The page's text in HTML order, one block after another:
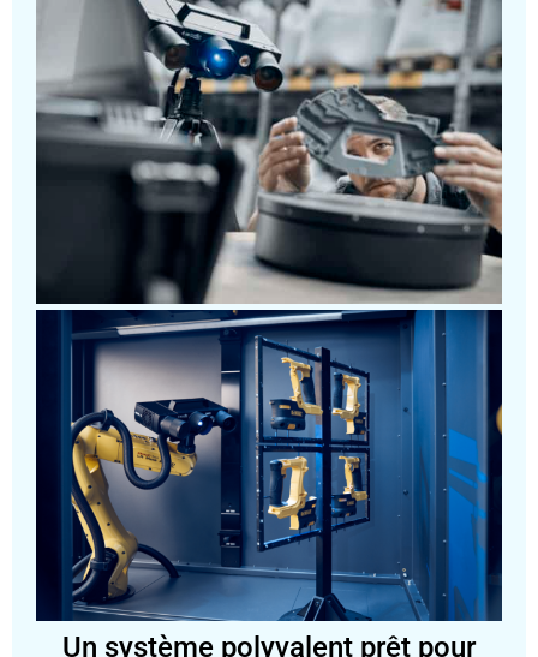
Un système polyvalent prêt pour